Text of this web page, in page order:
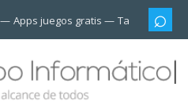
Apps juegos gratis Tarjetas